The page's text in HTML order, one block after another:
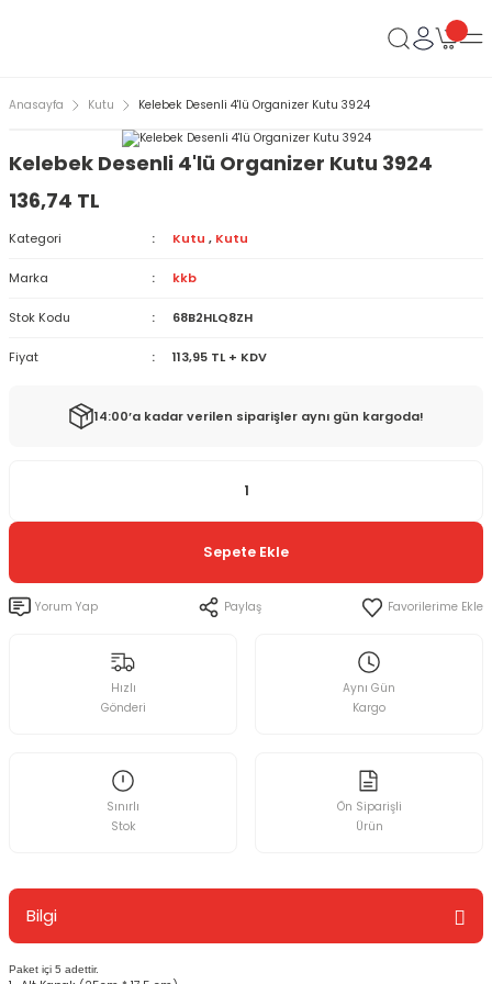
Anasayfa Kutu Kelebek Desenli 4'lü Organizer Kutu 3924
Kelebek Desenli 4'lü Organizer Kutu 3924
136,74 TL
Kategori Kutu , Kutu
Marka kkb
Stok Kodu 68B2HLQ8ZH
Fiyat 113,95 TL + KDV
14:00’a kadar verilen siparişler aynı gün kargoda!
Sepete Ekle
Yorum Yap Paylaş
Hızlı
Gönderi
Aynı Gün
Kargo
Sınırlı
Stok
Ön Siparişli
Ürün
Bilgi
Paket içi 5 adettir.